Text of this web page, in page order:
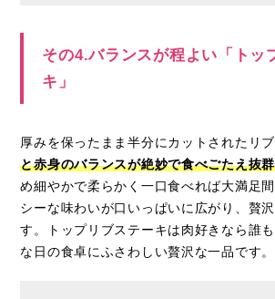
その4.バランスが程よい「トッ
キ」
厚みを保ったまま半分にカットされたリ
と赤身のバランスが絶妙で食べごたえ抜群
め細やかで柔らかく一口食べれば大満足
シーな味わいが口いっぱいに広がり、贅
す。トップリブステーキは肉好きなら誰
な日の食卓にふさわしい贅沢な一品です。